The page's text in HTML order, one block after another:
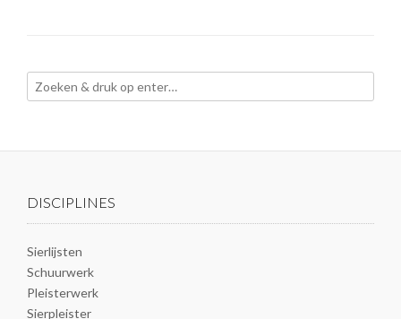
DISCIPLINES
Sierlijsten
Schuurwerk
Pleisterwerk
Sierpleister